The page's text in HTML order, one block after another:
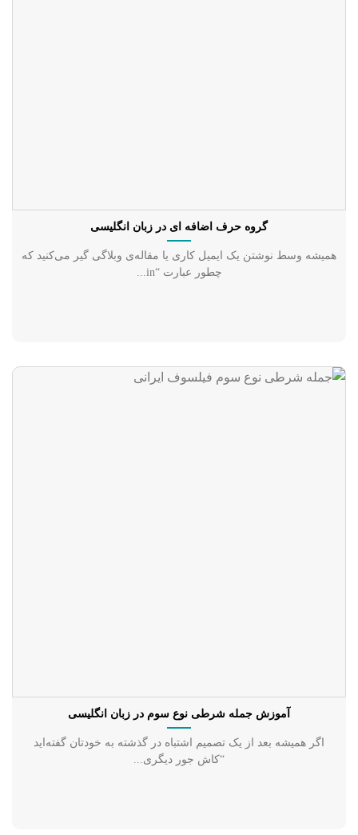
گروه حرف اضافه ای در زبان انگلیسی
همیشه وسط نوشتن یک ایمیل کاری یا مقاله‌ی وبلاگی گیر می‌کنید که
چطور عبارت “in...
آموزش جمله شرطی نوع سوم در زبان انگلیسی
اگر همیشه بعد از یک تصمیم اشتباه در گذشته به خودتان گفته‌اید
“کاش جور دیگری...